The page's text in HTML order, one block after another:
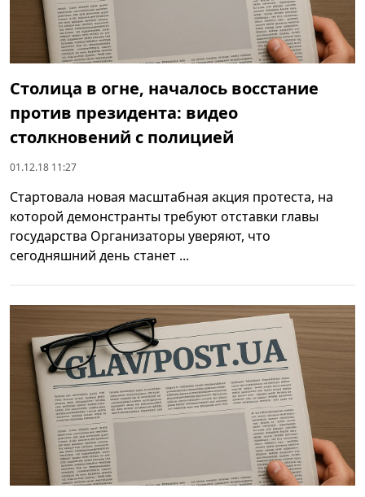
Столица в огне, началось восстание
против президента: видео
столкновений с полицией
01.12.18 11:27
Стартовала новая масштабная акция протеста, на
которой демонстранты требуют отставки главы
государства Организаторы уверяют, что
сегодняшний день станет ...